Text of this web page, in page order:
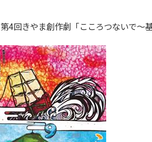
第4回きやま創作劇「こころつないで～